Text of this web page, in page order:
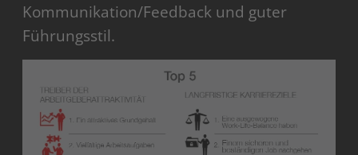
Kommunikation/Feedback und guter
Führungsstil.